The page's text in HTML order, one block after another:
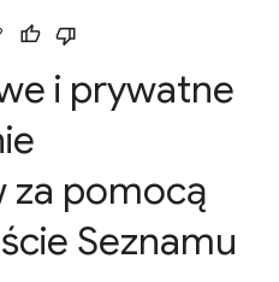
i prywatne
za pomocą
Seznamu